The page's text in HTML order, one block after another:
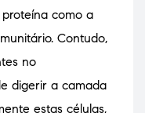
como a
Contudo,
no
digerir a camada
estas células,